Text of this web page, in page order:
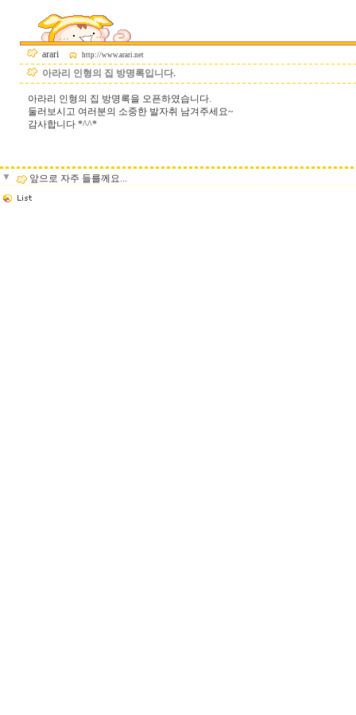
arari http://www.arari.net
아라리 인형의 집 방명록입니다.
아라리 인형의 집 방명록을 오픈하였습니다.
둘러보시고 여러분의 소중한 발자취 남겨주세요~
감사합니다 *^^*
▼ 앞으로 자주 들를께요...